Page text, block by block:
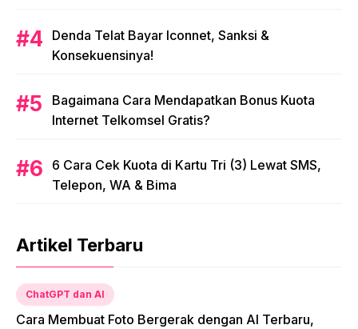
Denda Telat Bayar Iconnet, Sanksi &
Konsekuensinya!
Bagaimana Cara Mendapatkan Bonus Kuota
Internet Telkomsel Gratis?
6 Cara Cek Kuota di Kartu Tri (3) Lewat SMS,
Telepon, WA & Bima
Artikel Terbaru
ChatGPT dan AI
Cara Membuat Foto Bergerak dengan AI Terbaru,